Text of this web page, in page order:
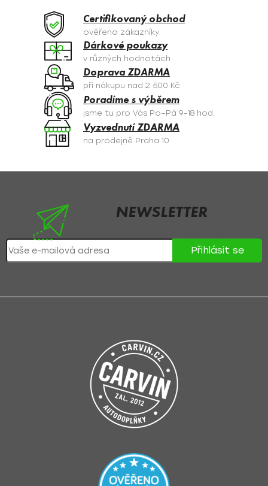
c
í
p
r
v
k
y
v
ý
p
s
Certifikovaný obchod
ověřeno zákazníky
Dárkové poukazy
v různých hodnotách
Doprava ZDARMA
při nákupu nad 2 500 Kč
Poradíme s výběrem
jsme tu pro Vás Po–Pá 9–18 hod.
Vyzvednutí ZDARMA
na prodejně Praha 10
NEWSLETTER
Přihlásit se